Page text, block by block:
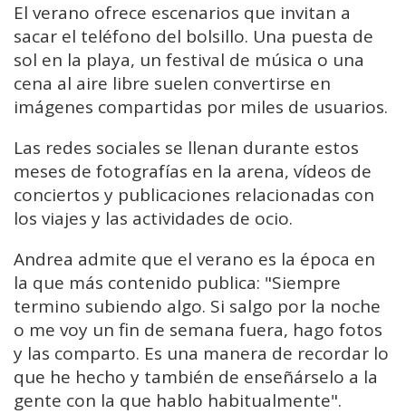
El verano ofrece escenarios que invitan a
sacar el teléfono del bolsillo. Una puesta de
sol en la playa, un festival de música o una
cena al aire libre suelen convertirse en
imágenes compartidas por miles de usuarios.
Las redes sociales se llenan durante estos
meses de fotografías en la arena, vídeos de
conciertos y publicaciones relacionadas con
los viajes y las actividades de ocio.
Andrea admite que el verano es la época en
la que más contenido publica: "Siempre
termino subiendo algo. Si salgo por la noche
o me voy un fin de semana fuera, hago fotos
y las comparto. Es una manera de recordar lo
que he hecho y también de enseñárselo a la
gente con la que hablo habitualmente".